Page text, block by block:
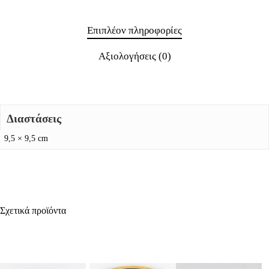
Επιπλέον πληροφορίες
Αξιολογήσεις (0)
Διαστάσεις
9,5 × 9,5 cm
Σχετικά προϊόντα